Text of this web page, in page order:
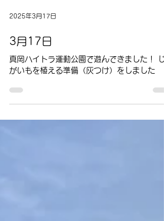
2025年3月17日
3月17日
がいもを植える準備（灰つけ）をしました